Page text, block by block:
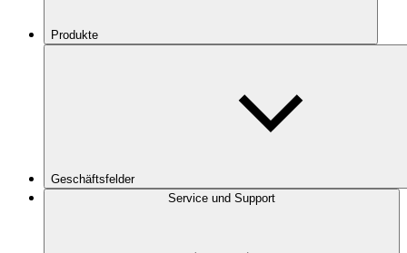
Produkte
Geschäftsfelder
Service und Support